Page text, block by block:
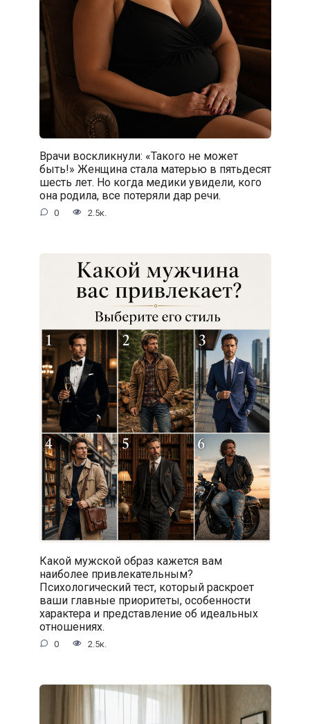
Врачи воскликнули: «Такого не может
быть!» Женщина стала матерью в пятьдесят
шесть лет. Но когда медики увидели, кого
она родила, все потеряли дар речи.
0 2.5к.
Какой мужской образ кажется вам
наиболее привлекательным?
Психологический тест, который раскроет
ваши главные приоритеты, особенности
характера и представление об идеальных
отношениях.
0 2.5к.